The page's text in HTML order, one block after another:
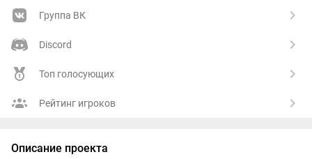
Группа ВК
Discord
Топ голосующих
Рейтинг игроков
Описание проекта